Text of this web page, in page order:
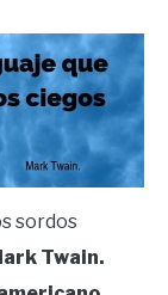
sordos
Twain.